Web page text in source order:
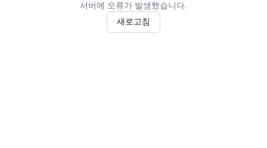
서버에 오류가 발생했습니다.
새로고침